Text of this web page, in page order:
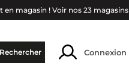
en magasin ! Voir nos 23 magasins
Rechercher Connexion